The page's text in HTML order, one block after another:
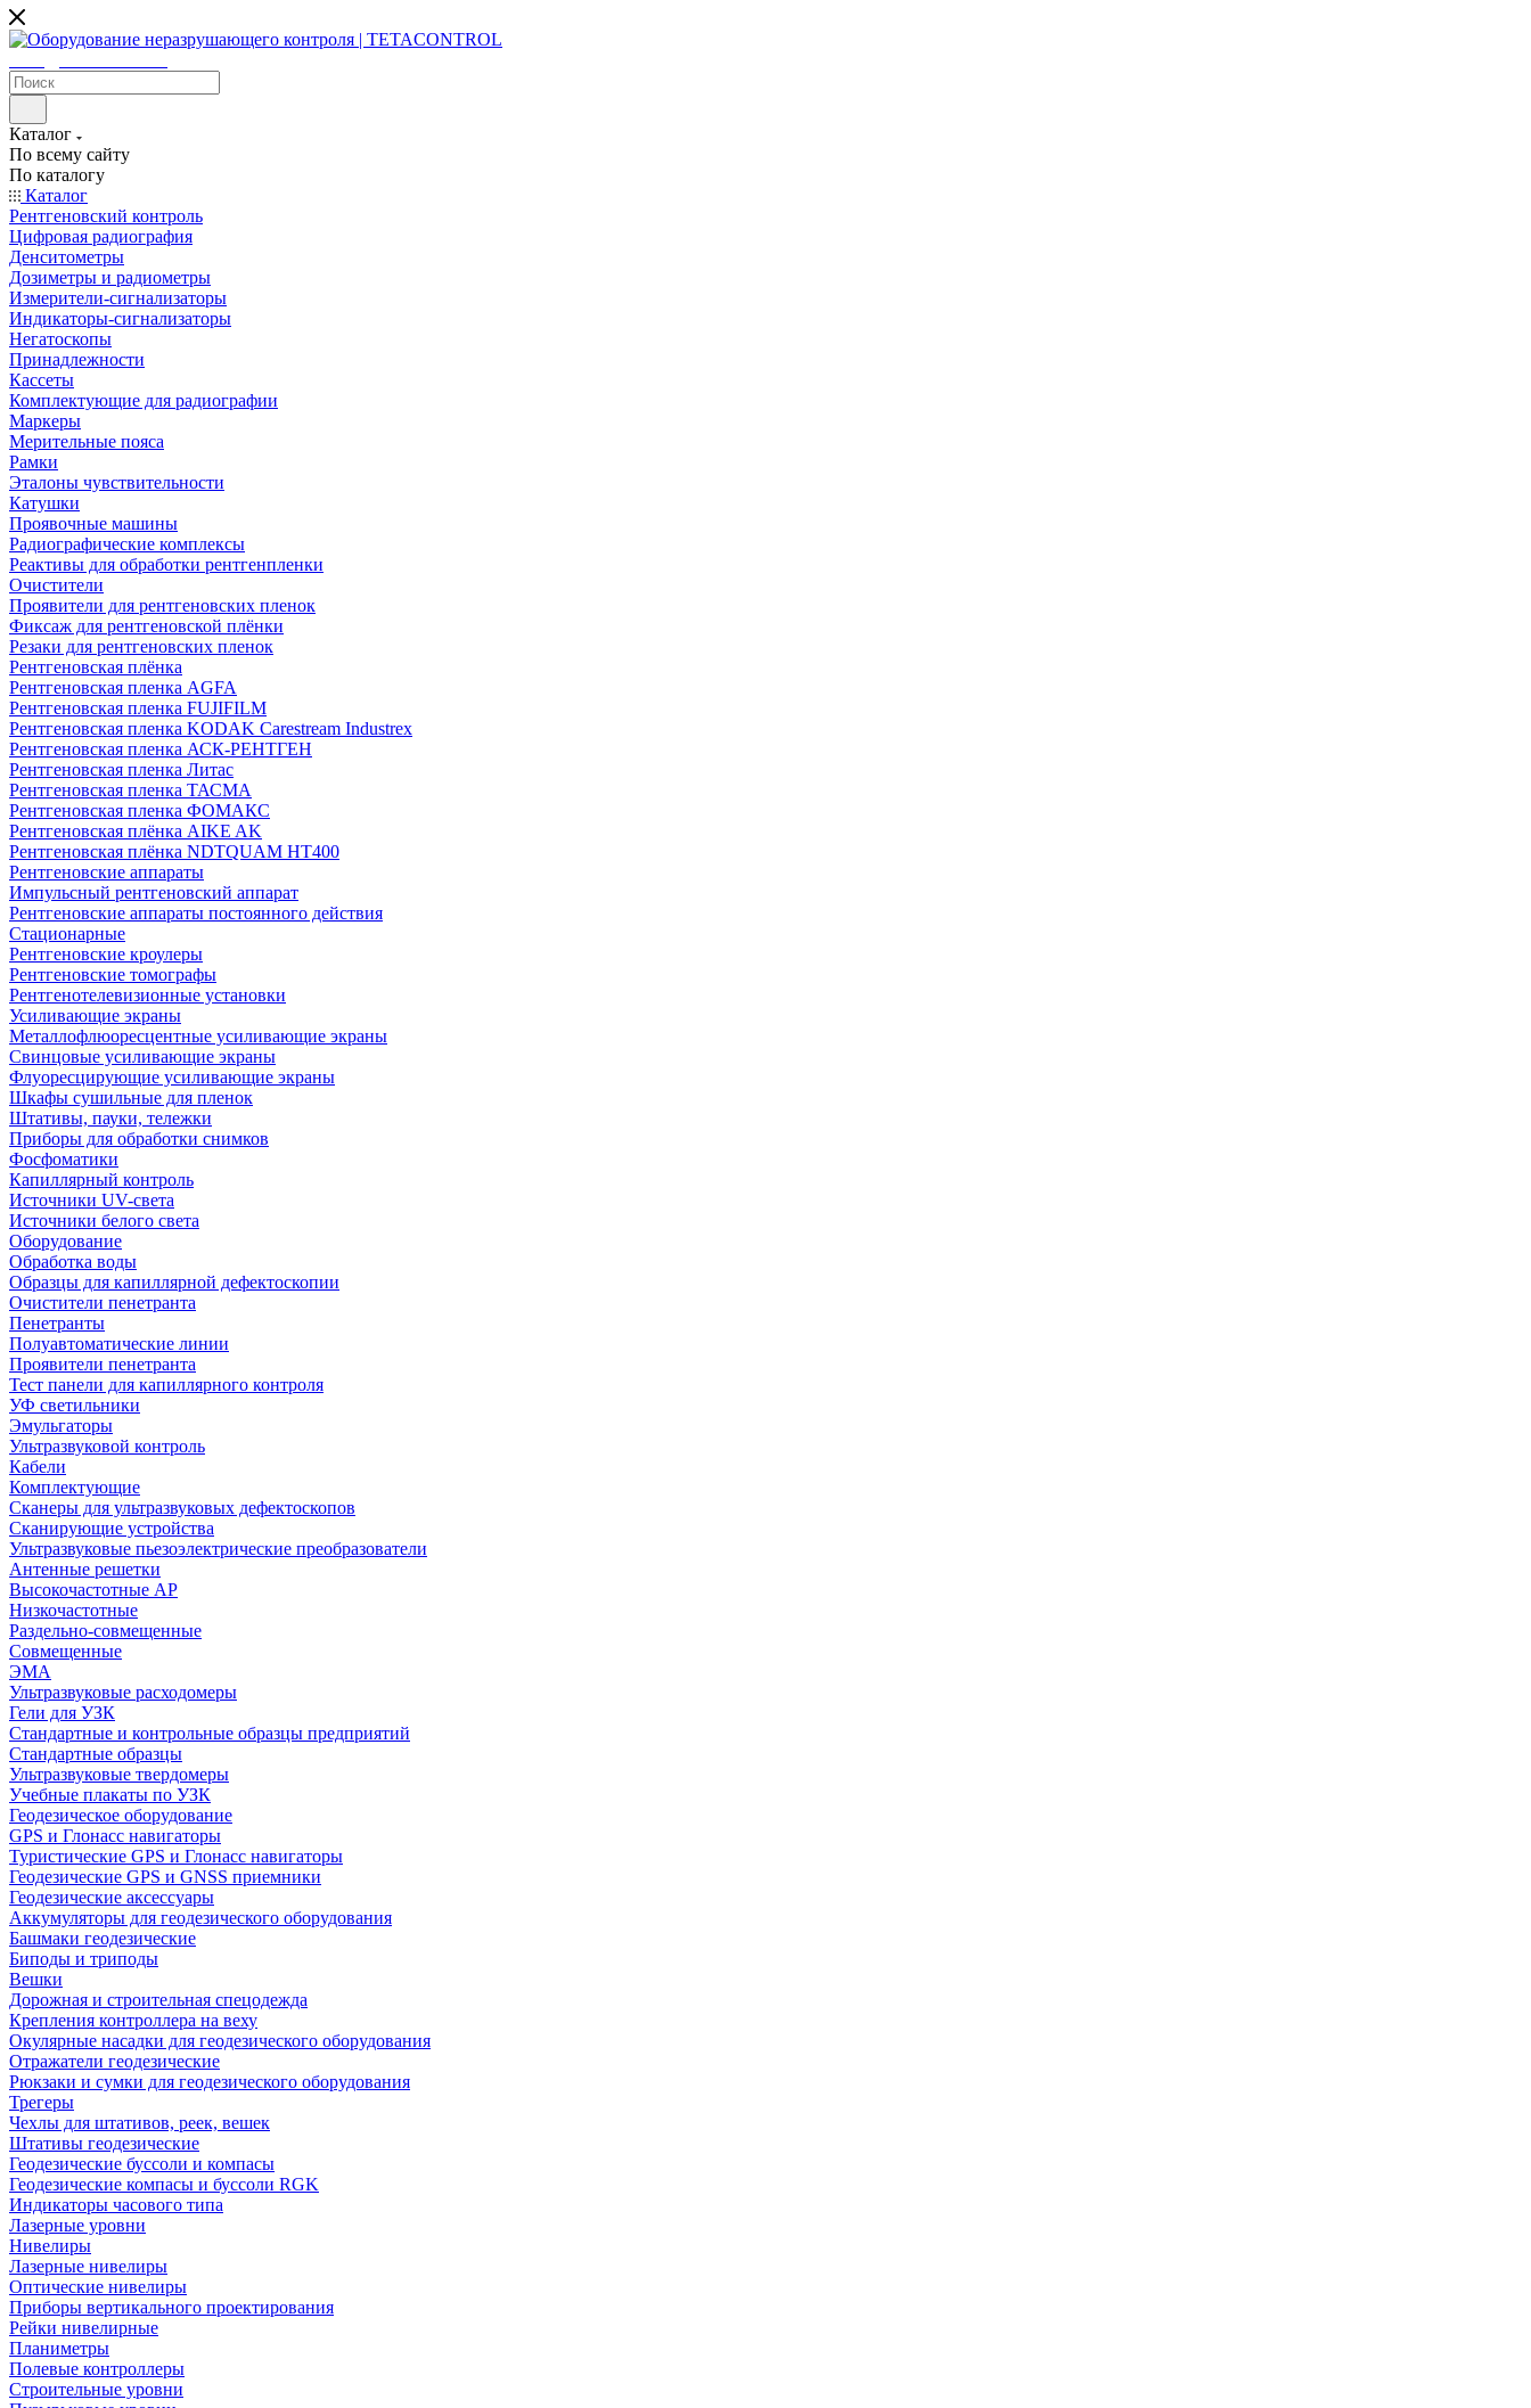
Каталог
По всему сайту
По каталогу
Каталог
Рентгеновский контроль
Цифровая радиография
Денситометры
Дозиметры и радиометры
Измерители-сигнализаторы
Индикаторы-сигнализаторы
Негатоскопы
Принадлежности
Кассеты
Комплектующие для радиографии
Маркеры
Мерительные пояса
Рамки
Эталоны чувствительности
Катушки
Проявочные машины
Радиографические комплексы
Реактивы для обработки рентгенпленки
Очистители
Проявители для рентгеновских пленок
Фиксаж для рентгеновской плёнки
Резаки для рентгеновских пленок
Рентгеновская плёнка
Рентгеновская пленка AGFA
Рентгеновская пленка FUJIFILM
Рентгеновская пленка KODAK Carestream Industrex
Рентгеновская пленка АСК-РЕНТГЕН
Рентгеновская пленка Литас
Рентгеновская пленка ТАСМА
Рентгеновская пленка ФОМАКС
Рентгеновская плёнка AIKE AK
Рентгеновская плёнка NDTQUAM HT400
Рентгеновские аппараты
Импульсный рентгеновский аппарат
Рентгеновские аппараты постоянного действия
Стационарные
Рентгеновские кроулеры
Рентгеновские томографы
Рентгенотелевизионные установки
Усиливающие экраны
Металлофлюоресцентные усиливающие экраны
Свинцовые усиливающие экраны
Флуоресцирующие усиливающие экраны
Шкафы сушильные для пленок
Штативы, пауки, тележки
Приборы для обработки снимков
Фосфоматики
Капиллярный контроль
Источники UV-света
Источники белого света
Оборудование
Обработка воды
Образцы для капиллярной дефектоскопии
Очистители пенетранта
Пенетранты
Полуавтоматические линии
Проявители пенетранта
Тест панели для капиллярного контроля
УФ светильники
Эмульгаторы
Ультразвуковой контроль
Кабели
Комплектующие
Сканеры для ультразвуковых дефектоскопов
Сканирующие устройства
Ультразвуковые пьезоэлектрические преобразователи
Антенные решетки
Высокочастотные АР
Низкочастотные
Раздельно-совмещенные
Совмещенные
ЭМА
Ультразвуковые расходомеры
Гели для УЗК
Стандартные и контрольные образцы предприятий
Стандартные образцы
Ультразвуковые твердомеры
Учебные плакаты по УЗК
Геодезическое оборудование
GPS и Глонасс навигаторы
Туристические GPS и Глонасс навигаторы
Геодезические GPS и GNSS приемники
Геодезические аксессуары
Аккумуляторы для геодезического оборудования
Башмаки геодезические
Биподы и триподы
Вешки
Дорожная и строительная спецодежда
Крепления контроллера на веху
Окулярные насадки для геодезического оборудования
Отражатели геодезические
Рюкзаки и сумки для геодезического оборудования
Трегеры
Чехлы для штативов, реек, вешек
Штативы геодезические
Геодезические буссоли и компасы
Геодезические компасы и буссоли RGK
Индикаторы часового типа
Лазерные уровни
Нивелиры
Лазерные нивелиры
Оптические нивелиры
Приборы вертикального проектирования
Рейки нивелирные
Планиметры
Полевые контроллеры
Строительные уровни